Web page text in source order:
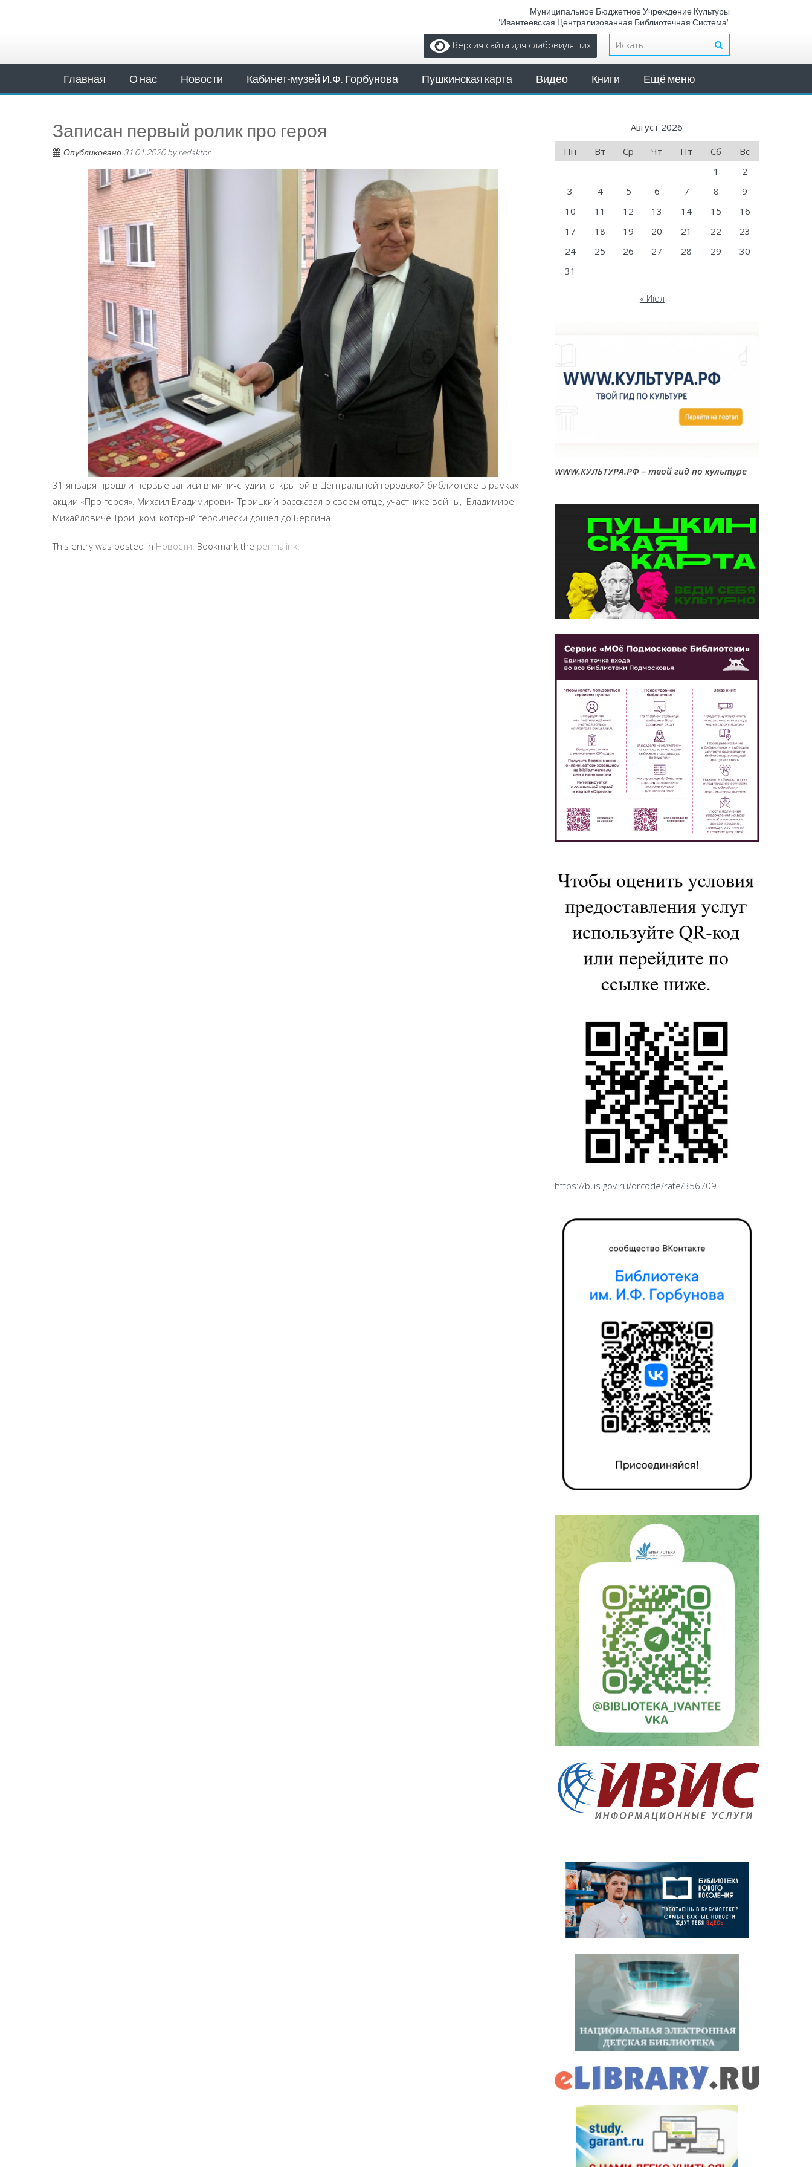
Муниципальное Бюджетное Учреждение Культуры
"Ивантеевская Централизованная Библиотечная Система"
Версия сайта для слабовидящих
Главная О нас Новости Кабинет-музей И.Ф. Горбунова Пушкинская карта Видео Книги Ещё меню
Записан первый ролик про героя
Опубликовано 31.01.2020byredaktor
31 января прошли первые записи в мини-студии, открытой в Центральной городской библиотеке в рамках
акции «Про героя». Михаил Владимирович Троицкий рассказал о своем отце, участнике войны, Владимире
Михайловиче Троицком, который героически дошел до Берлина.
This entry was posted in Новости . Bookmark the permalink
Август 2026
Пн
Вт Ср Чт Пт Сб
Вс
1
2
3
4 5 6 7 8
9
10
11 12 13 14 15
16
17
18 19 20 21 22
23
24
25 26 27 28 29
30
31
« Июл
WWW.КУЛЬТУРА.РФ – твой гид по культуре
https://bus.gov.ru/qrcode/rate/356709